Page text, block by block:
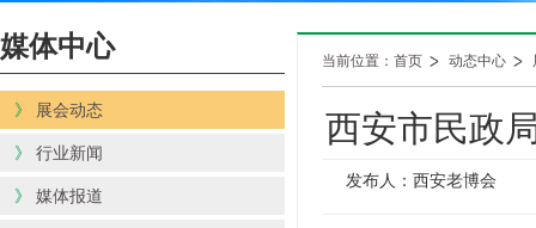
媒体中心
》 展会动态
》 行业新闻
》 媒体报道
当前位置：首页 动态中心
西安市民政
发布人：西安老博会